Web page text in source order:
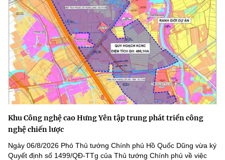
Khu Công nghệ cao Hưng Yên tập trung phát triển công
nghệ chiến lược
Ngày 06/8/2026 Phó Thủ tướng Chính phủ Hồ Quốc Dũng vừa ký
Quyết định số 1499/QĐ-TTg của Thủ tướng Chính phủ về việc